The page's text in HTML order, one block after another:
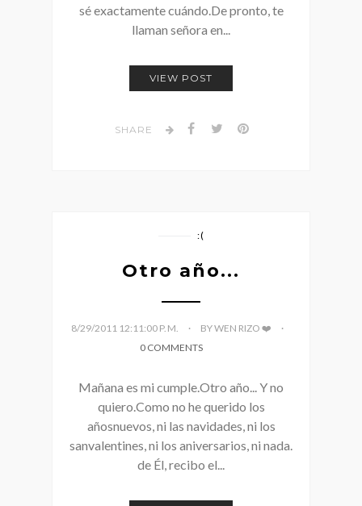
sé exactamente cuándo.De pronto, te
llaman señora en...
VIEW POST
SHARE
:(
Otro año...
8/29/2011 12:11:00 P. M.
BY WEN RIZO ❤️
0 COMMENTS
Mañana es mi cumple.Otro año... Y no
quiero.Como no he querido los
añosnuevos, ni las navidades, ni los
sanvalentines, ni los aniversarios, ni nada.
de Él, recibo el...